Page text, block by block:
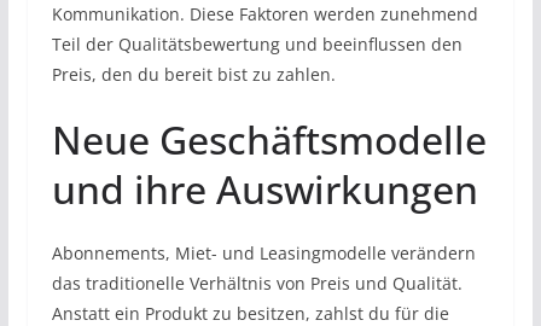
Kommunikation. Diese Faktoren werden zunehmend
Teil der Qualitätsbewertung und beeinflussen den
Preis, den du bereit bist zu zahlen.
Neue Geschäftsmodelle
und ihre Auswirkungen
Abonnements, Miet- und Leasingmodelle verändern
das traditionelle Verhältnis von Preis und Qualität.
Anstatt ein Produkt zu besitzen, zahlst du für die